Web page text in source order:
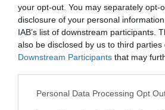
your opt-out. You may separately opt-
disclosure of your personal
IAB’s list of downstream participants.
also be disclosed by us to third parties
Downstream Participants that may
Please note that this website/app uses
Personal Data Processing Opt